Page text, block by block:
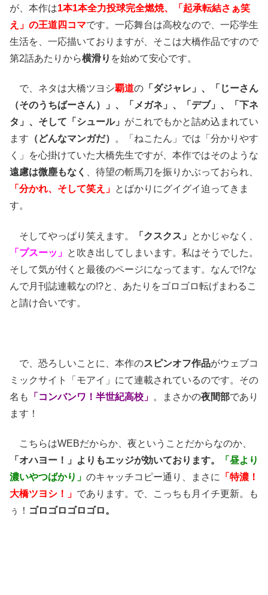
が、本作は1本1本全力投球完全燃焼、「起承転結さぁ笑
え」の王道四コマです。一応舞台は高校なので、一応学生
生活を、一応描いておりますが、そこは大橋作品ですので
第2話あたりから横滑り を始めて安心です。
で、ネタは大橋ツヨシ覇道の 「ダジャレ」、「じーさん
（そのうちばーさん）」、「メガネ」、「デブ」、「下ネ
タ」、そして「シュール」 がこれでもかと詰め込まれてい
ます （どんなマンガだ） 。「ねこたん」では「分かりやす
く」を心掛けていた大橋先生ですが、本作ではそのような
遠慮は微塵もなく 、待望の斬馬刀を振りかぶっておられ、
「分かれ、そして笑え」 とばかりにグイグイ迫ってきま
す。
そしてやっぱり笑えます。 「クスクス」
とかじゃなく、
「プスーッ」 と吹き出してしまいます。私はそうでした。
そして気が付くと最後のページになってます。なんで!?な
んで月刊誌連載なの!?と、あたりをゴロゴロ転げまわるこ
と請け合いです。
で、恐ろしいことに、本作のスピンオフ作品がウェブコ
ミックサイト「モアイ」にて連載されているのです。その
名も
「コンバンワ！半世紀高校」 。まさかの夜間部であり
ます！
こちらはWEBだからか、夜ということだからなのか、
「オハヨー！」よりもエッジが効いております。
「昼より
濃いやつばかり」 のキャッチコピー通り、まさに
「特濃！
大橋ツヨシ！」 であります。で、こっちも月イチ更新。も
ぅ！ ゴロゴロゴロゴロ。